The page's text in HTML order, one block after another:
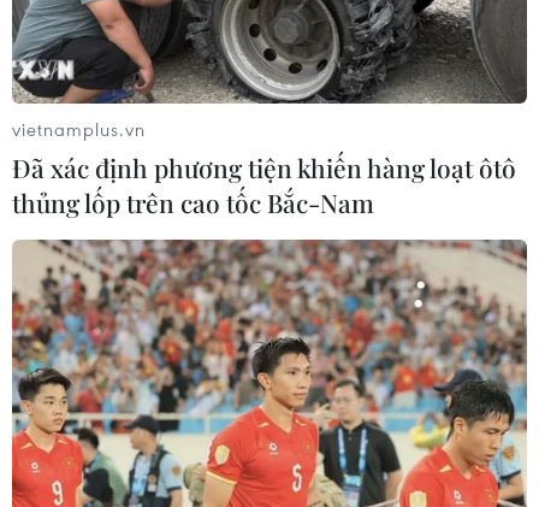
vượt qua trong ba quý liên tiếp.
Dòng điện thoại Galaxy A mang về cho
vietnamplus.vn
Đã xác định phương tiện khiến hàng loạt ôtô
thủng lốp trên cao tốc Bắc-Nam